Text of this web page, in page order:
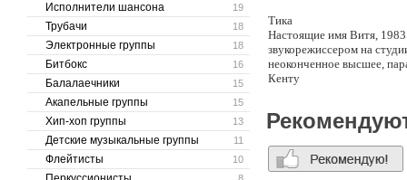
19
Исполнители шансона
18
Трубачи
18
Электронные группы
16
Битбокс
15
Балалаечники
15
Акапельные группы
13
Хип-хоп группы
11
Детские музыкальные группы
10
Флейтисты
Тика
Настоящие имя Витя, 1983
звукорежиссером на
неоконченное высшее,
Кенту
крупной компании.
Настоящие имя Женя,
Гнесинку по классу